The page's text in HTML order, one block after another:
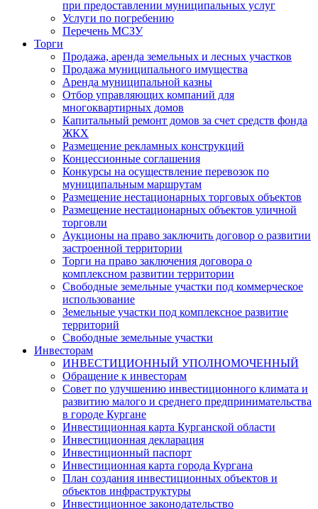
при предоставлении муниципальных услуг
Услуги по погребению
Перечень МСЗУ
Торги
Продажа, аренда земельных и лесных участков
Продажа муниципального имущества
Аренда муниципальной казны
Отбор управляющих компаний для
многоквартирных домов
Капитальный ремонт домов за счет средств фонда
ЖКХ
Размещение рекламных конструкций
Концессионные соглашения
Конкурсы на осуществление перевозок по
муниципальным маршрутам
Размещение нестационарных торговых объектов
Размещение нестационарных объектов уличной
торговли
Аукционы на право заключить договор о развитии
застроенной территории
Торги на право заключения договора о
комплексном развитии территории
Свободные земельные участки под коммерческое
использование
Земельные участки под комплексное развитие
территорий
Свободные земельные участки
Инвесторам
ИНВЕСТИЦИОННЫЙ УПОЛНОМОЧЕННЫЙ
Обращение к инвесторам
Совет по улучшению инвестиционного климата и
развитию малого и среднего предпринимательства
в городе Кургане
Инвестиционная карта Курганской области
Инвестиционная декларация
Инвестиционный паспорт
Инвестиционная карта города Кургана
План создания инвестиционных объектов и
объектов инфраструктуры
Инвестиционное законодательство